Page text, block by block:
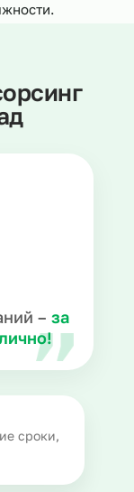
– за
сроки,